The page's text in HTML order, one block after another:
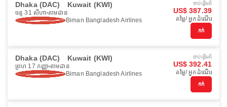
Dhaka (DAC) Kuwait (KWI)
ចន្ទ 31 សីហា តាមដាន
Biman Bangladesh Airlines
ចាប់ផ្ដើមពី
US$ 387.39
តម្លៃ/ អ្នកដំណើរ
កក់
Dhaka (DAC) Kuwait (KWI)
ព្រហ 17 កញ្ញា តាមដាន
Biman Bangladesh Airlines
ចាប់ផ្ដើមពី
US$ 392.41
តម្លៃ/ អ្នកដំណើរ
កក់